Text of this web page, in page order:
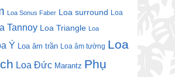
Loa Sonus Faber Loa surround Loa
Tannoy Loa Triangle Loa
Ý Loa âm trần Loa âm tường Loa
Loa Đức Marantz Phụ